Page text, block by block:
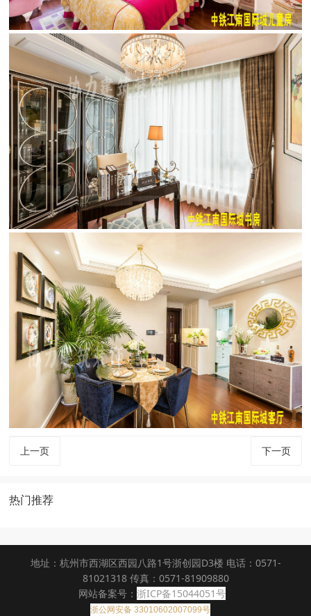
上一页 下一页
热门推荐
地址：杭州市西湖区西园八路1号浙创园D3楼 电话：0571-
81021318 传真：0571-81909880
网站备案号： 浙ICP备15044051号
浙公网安备 33010602007099号